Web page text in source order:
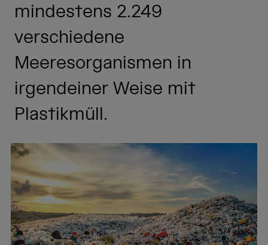
mindestens 2.249
verschiedene
Meeresorganismen in
irgendeiner Weise mit
Plastikmüll.